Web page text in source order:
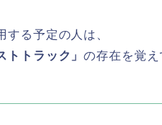
る予定の人は、
トトラック」の存在を覚え